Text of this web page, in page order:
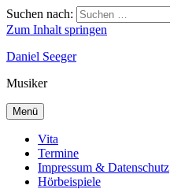
Suchen nach:
Zum Inhalt springen
Daniel Seeger
Musiker
Menü
Vita
Termine
Impressum & Datenschutz
Hörbeispiele